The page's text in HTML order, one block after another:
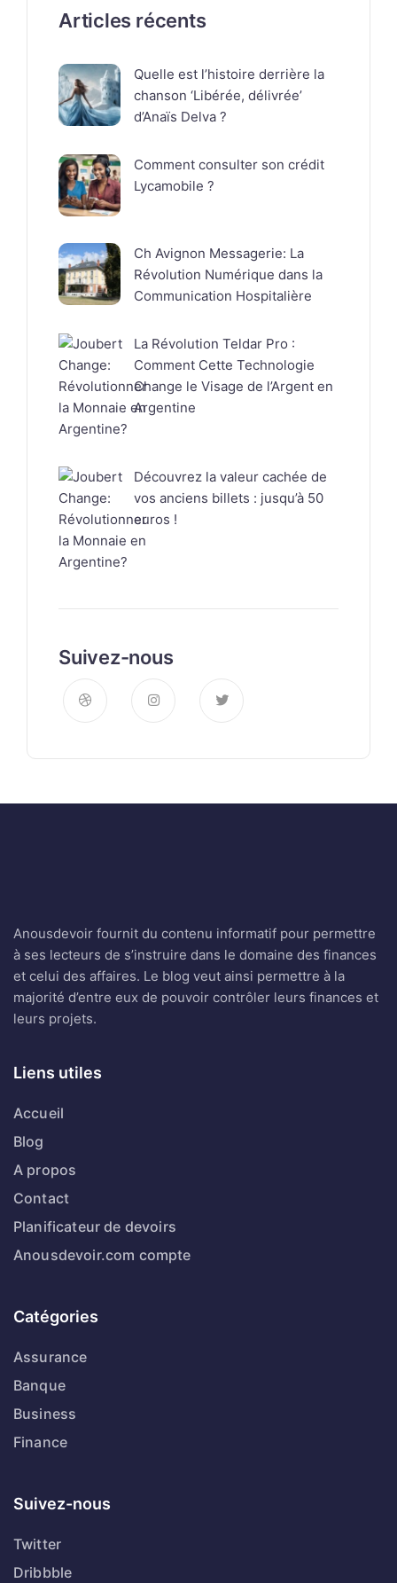
Articles récents
Quelle est l’histoire derrière la
chanson ‘Libérée, délivrée’
d’Anaïs Delva ?
Comment consulter son crédit
Lycamobile ?
Ch Avignon Messagerie: La
Révolution Numérique dans la
Communication Hospitalière
La Révolution Teldar Pro :
Comment Cette Technologie
Change le Visage de l’Argent en
Argentine
Découvrez la valeur cachée de
vos anciens billets : jusqu’à 50
euros !
Suivez-nous
Anousdevoir fournit du contenu informatif pour permettre
à ses lecteurs de s’instruire dans le domaine des finances
et celui des affaires. Le blog veut ainsi permettre à la
majorité d’entre eux de pouvoir contrôler leurs finances et
leurs projets.
Liens utiles
Accueil
Blog
A propos
Contact
Planificateur de devoirs
Anousdevoir.com compte
Catégories
Assurance
Banque
Business
Finance
Suivez-nous
Twitter
Dribbble